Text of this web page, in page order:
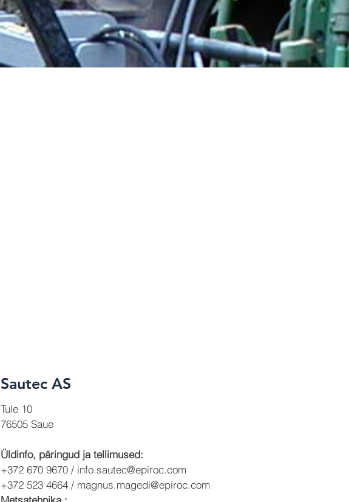
Sautec AS
Tule 10
76505 Saue
Üldinfo, päringud ja tellimused:
+372 670 9670 / info.sautec@epiroc.com
+372 523 4664 / magnus.magedi@epiroc.com